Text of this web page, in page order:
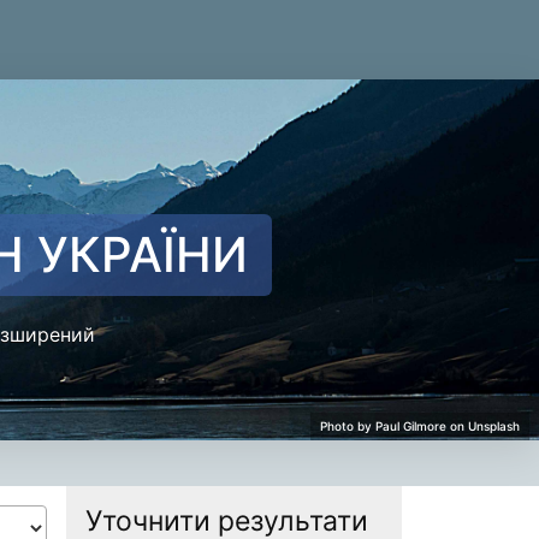
УКРАЇНИ
Уточнити результати